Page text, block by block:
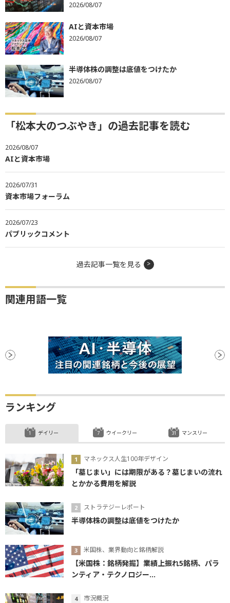
2026/08/07
AIと資本市場
2026/08/07
半導体株の調整は底値をつけたか
2026/08/07
「松本大のつぶやき」の過去記事を読む
2026/08/07
AIと資本市場
2026/07/31
資本市場フォーラム
2026/07/23
パブリックコメント
過去記事一覧を見る
関連用語一覧
ランキング
デイリー
マネックス人生100年デザイン
「墓じまい」には期限がある？墓じまいの流れ
とかかる費用を解説
ストラテジーレポート
半導体株の調整は底値をつけたか
米国株、業界動向と銘柄解説
【米国株：銘柄発掘】業績上振れ5銘柄、パラ
ンティア・テクノロジー...
市況概況
ウイークリー マンスリー